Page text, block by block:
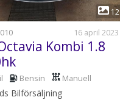
1
12
16 april 2023
Kombi 1.8
Bensin Manuell
Bilförsäljning